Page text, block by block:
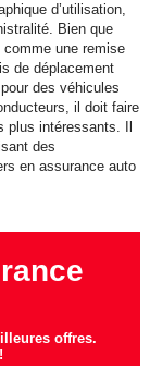
d’utilisation,
Bien que
comme une remise
de déplacement
des véhicules
il doit faire
intéressants. Il
des
en assurance auto
offres.